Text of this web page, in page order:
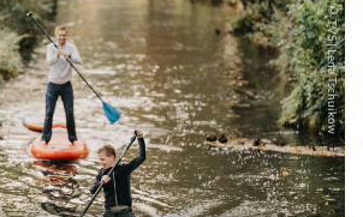
© TVS | Lena Tschuikow